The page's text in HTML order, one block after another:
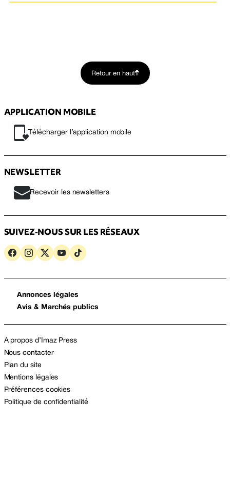
Retour en haut
APPLICATION MOBILE
Télécharger l’application mobile
NEWSLETTER
Recevoir les newsletters
SUIVEZ-NOUS SUR LES RÉSEAUX
Annonces légales
Avis & Marchés publics
A propos d’Imaz Press
Nous contacter
Plan du site
Mentions légales
Préférences cookies
Politique de confidentialité